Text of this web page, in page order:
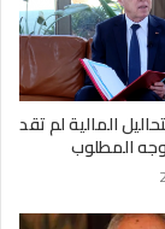
المالية لم تقد
المطلوب